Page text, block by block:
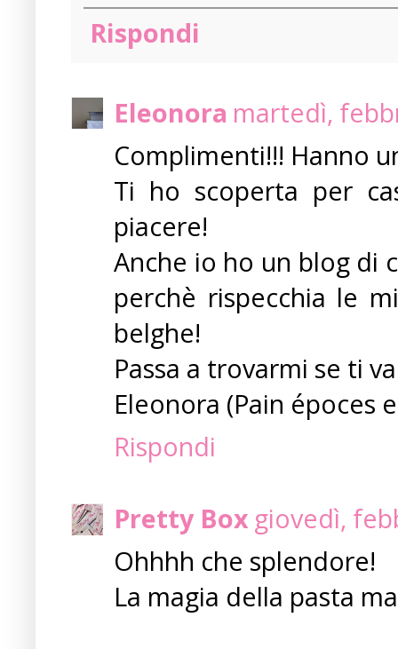
Rispondi
Eleonora martedì,
Complimenti!!! Hanno
Ti ho scoperta per
piacere!
Anche io ho un blog di
perchè rispecchia le
belghe!
Passa a trovarmi se ti
Eleonora (Pain époces
Rispondi
Pretty Box giovedì,
Ohhhh che splendore!
La magia della pasta